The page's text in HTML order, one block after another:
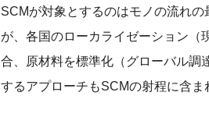
SCMが対象とするのはモノの流れ
が、各国のローカライゼーション（
合、原材料を標準化（グローバル調
するアプローチもSCMの射程に含ま